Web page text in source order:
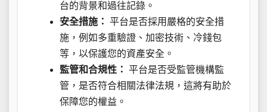
台的背景和過往記錄。
安全措施： 平台是否採用嚴格的安全措
施，例如多重驗證、加密技術、冷錢包
等，以保護您的資產安全。
監管和合規性： 平台是否受監管機構監
管，是否符合相關法律法規，這將有助於
保障您的權益。